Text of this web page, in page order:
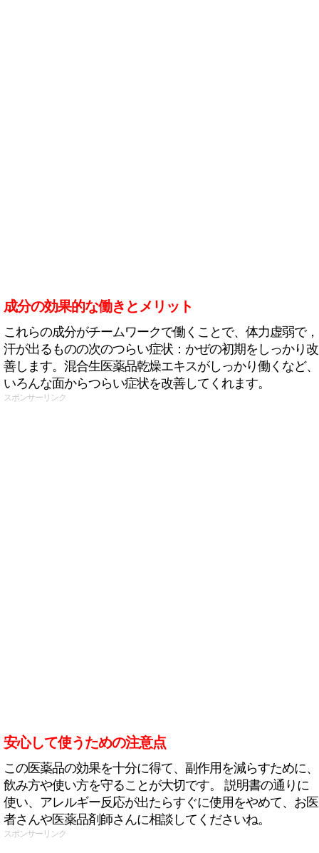
成分の効果的な働きとメリット
これらの成分がチームワークで働くことで、体力虚弱で，
汗が出るものの次のつらい症状：かぜの初期をしっかり改
善します。混合生医薬品乾燥エキスがしっかり働くなど、
いろんな面からつらい症状を改善してくれます。
スポンサーリンク
安心して使うための注意点
この医薬品の効果を十分に得て、副作用を減らすために、
飲み方や使い方を守ることが大切です。 説明書の通りに
使い、アレルギー反応が出たらすぐに使用をやめて、お医
者さんや医薬品剤師さんに相談してくださいね。
スポンサーリンク